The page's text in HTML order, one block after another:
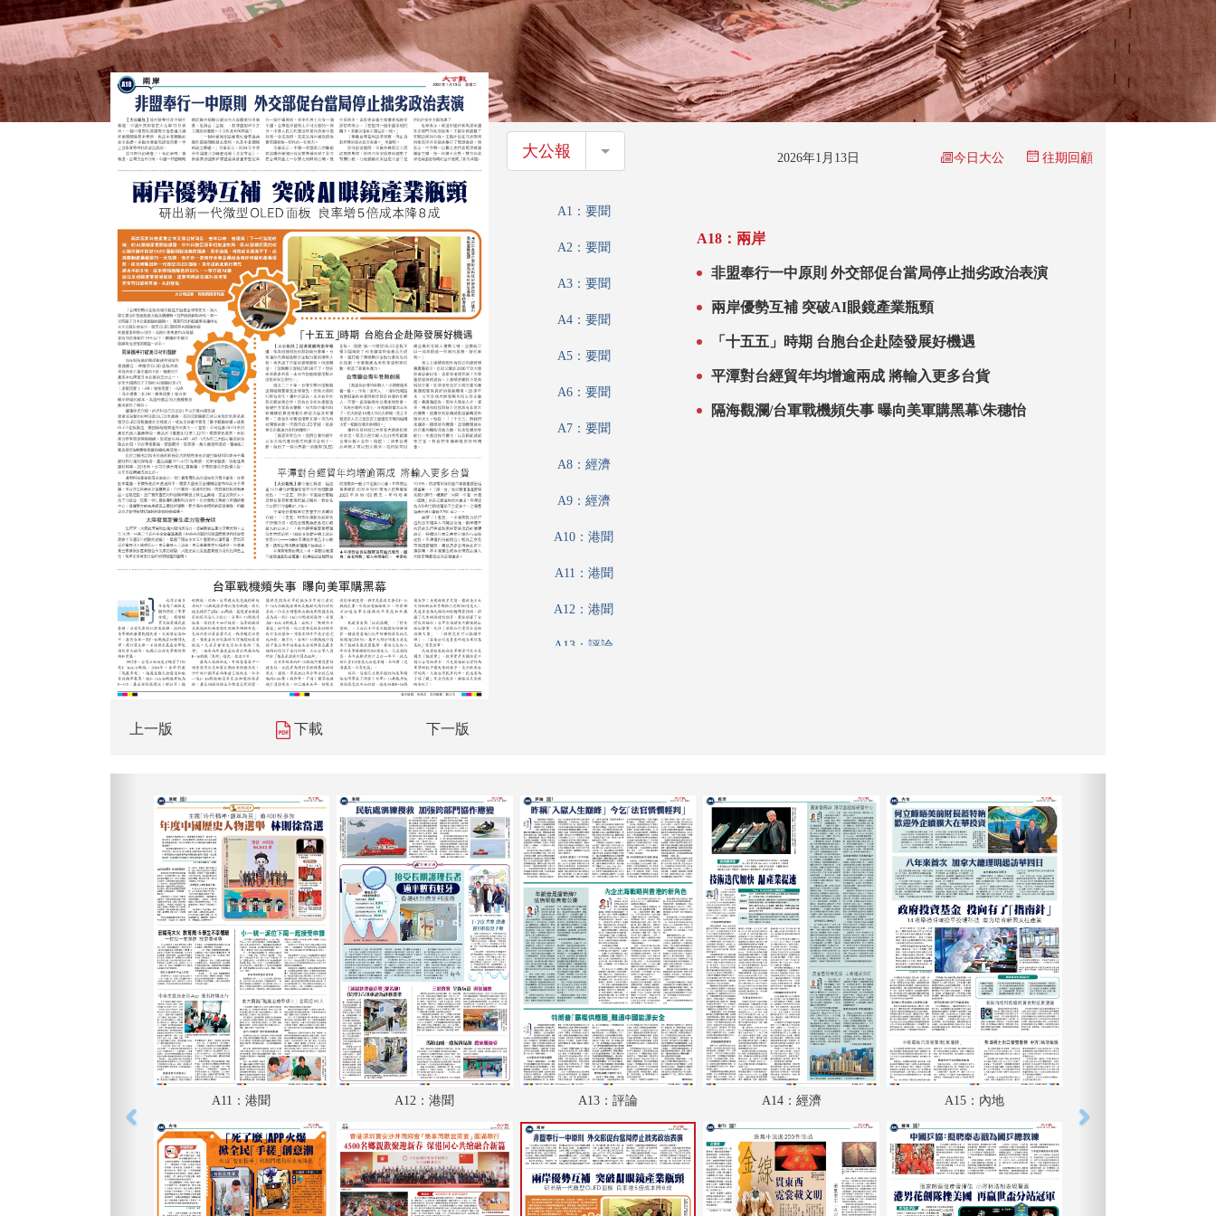
上一版 下載 下一版
大公報 大公報 2026年1月13日 今日大公 往期回顧
A1：要聞
A2：要聞
A3：要聞
A4：要聞
A5：要聞
A6：要聞
A7：要聞
A8：經濟
A9：經濟
A10：港聞
A11：港聞
A12：港聞
A13：評論
A18：兩岸
A19：副刊
A20：體育
B1：體育
B2：大公園
B3：小公園
B4：經濟
A18：兩岸
非盟奉行一中原則 外交部促台當局停止拙劣政治表演
兩岸優勢互補 突破AI眼鏡產業瓶頸
「十五五」時期 台胞台企赴陸發展好機遇
平潭對台經貿年均增逾兩成 將輸入更多台貨
隔海觀瀾/台軍戰機頻失事 曝向美軍購黑幕\朱穗怡
A11：港聞 A12：港聞 A13：評論 A14：經濟 A15：內地